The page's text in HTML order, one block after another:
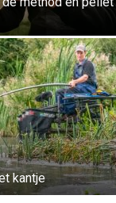
kantje